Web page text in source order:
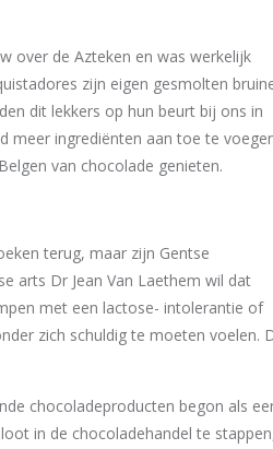
over de Azteken en was werkelijk
zijn eigen gesmolten
dit lekkers op hun beurt bij ons in
meer ingrediënten aan toe te
van chocolade genieten.
terug, maar zijn Gentse
arts Dr Jean Van Laethem wil dat
met een lactose- intolerantie of
zich schuldig te moeten voelen.
chocoladeproducten begon als
in de chocoladehandel te